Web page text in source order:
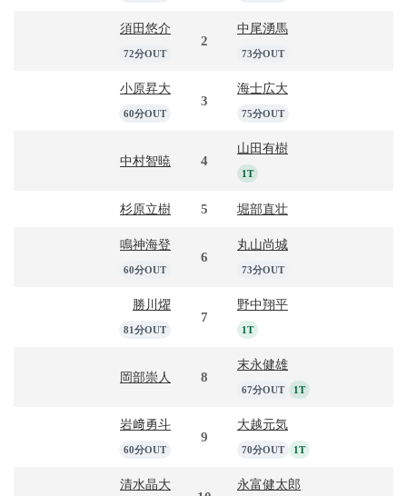
須田悠介
72分OUT
2
中尾湧馬
73分OUT
小原昇大
60分OUT
3
海士広大
75分OUT
中村智暁 4
山田有樹
1T
杉原立樹 5 堀部直壮
鳴神海登
60分OUT
6
丸山尚城
73分OUT
勝川燿
81分OUT
7
野中翔平
1T
岡部崇人 8
末永健雄
67分OUT 1T
岩﨑勇斗
60分OUT
9
大越元気
70分OUT 1T
清水晶大 永富健太郎